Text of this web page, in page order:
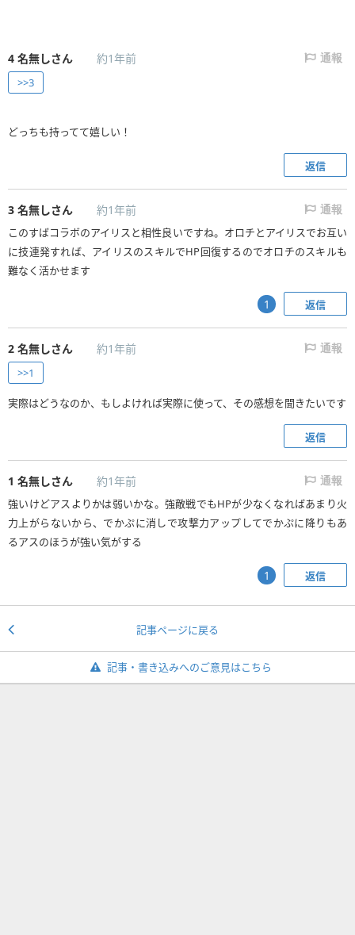
4 名無しさん 約1年前 通報
>>3
どっちも持ってて嬉しい！
返信
3 名無しさん 約1年前 通報
このすばコラボのアイリスと相性良いですね。オロチとアイリスでお互い
に技連発すれば、アイリスのスキルでHP回復するのでオロチのスキルも
難なく活かせます
返信
1
2 名無しさん 約1年前 通報
>>1
実際はどうなのか、もしよければ実際に使って、その感想を聞きたいです
返信
1 名無しさん 約1年前 通報
強いけどアスよりかは弱いかな。強敵戦でもHPが少なくなればあまり火
力上がらないから、でかぷに消しで攻撃力アップしてでかぷに降りもあ
るアスのほうが強い気がする
返信
1
記事ページに戻る
記事・書き込みへのご意見はこちら